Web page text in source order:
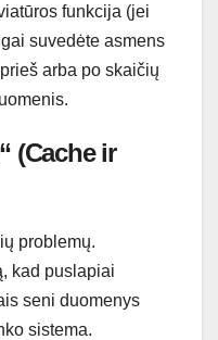
funkcija (jei
suvedėte asmens
arba po skaičių
(Cache ir
problemų.
kad puslapiai
seni duomenys
sistema.